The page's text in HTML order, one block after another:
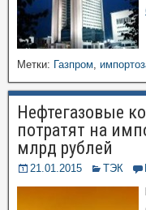
Метки: Газпром,
Нефтегазовые
потратят на
млрд рублей
21.01.2015 ТЭК